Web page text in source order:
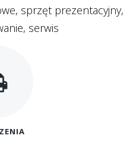
sprzęt prezentacyjny,
serwis